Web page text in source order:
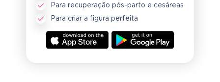
Para recuperação pós-parto e cesáreas
Para criar a figura perfeita